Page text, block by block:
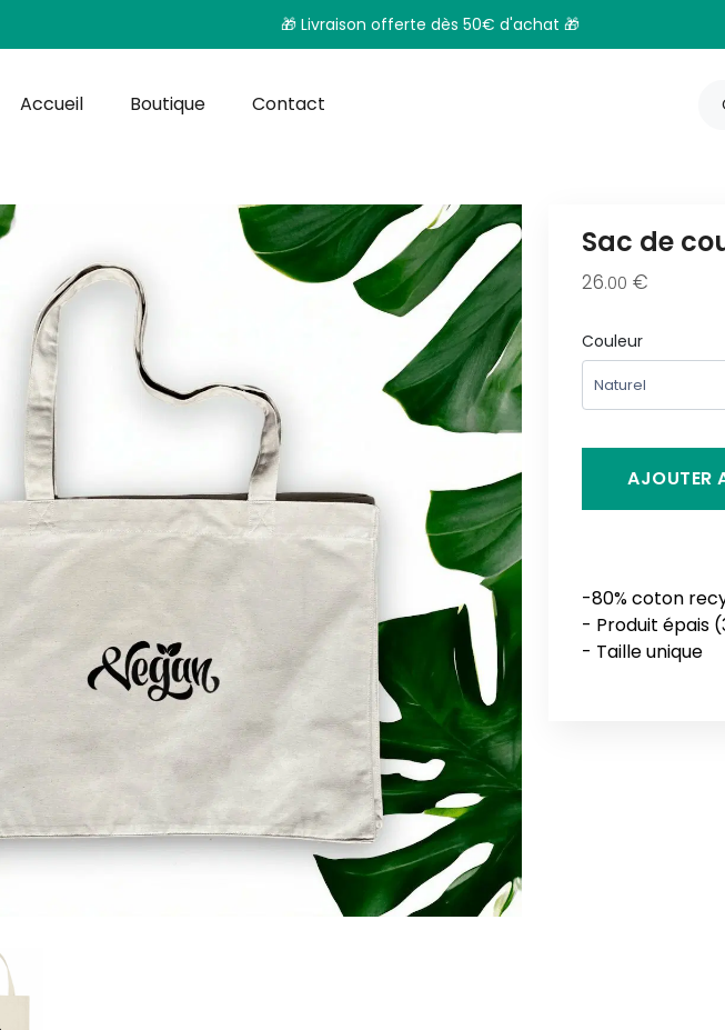
🎁 Livraison offerte dès 50€ d'achat 🎁
Accueil Boutique Contact
Sac de
26.00 €
Couleur
AJOUTER
-80% coton
- Produit épais